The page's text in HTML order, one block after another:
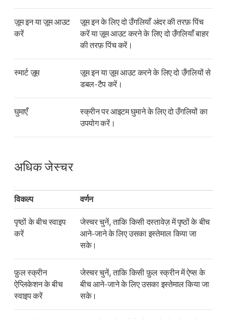
ज़ूम इन या ज़ूम आउट
करें
ज़ूम इन के लिए दो उँगलियाँ अंदर की तरफ़ पिंच
करें या ज़ूम आउट करने के लिए दो उँगलियाँ बाहर
की तरफ़ पिंच करें।
स्मार्ट ज़ूम
ज़ूम इन या ज़ूम आउट करने के लिए दो उँगलियों से
डबल-टैप करें।
घुमाएँ
स्क्रीन पर आइटम घुमाने के लिए दो उँगलियों का
उपयोग करें।
अधिक जेस्चर
विकल्प वर्णन
पृष्ठों के बीच स्वाइप
करें
जेस्चर चुनें, ताकि किसी दस्तावेज़ में पृष्ठों के बीच
आने-जाने के लिए उसका इस्तेमाल किया जा
सके।
फ़ुल स्क्रीन
ऐप्लिकेशन के बीच
स्वाइप करें
जेस्चर चुनें, ताकि किसी फ़ुल स्क्रीन में ऐप्स के
बीच आने-जाने के लिए उसका इस्तेमाल किया जा
सके।